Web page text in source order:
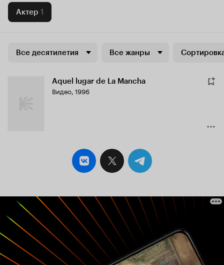
Актер 1
Все десятилетия Все жанры
Aquel lugar de La Mancha
Видео, 1996